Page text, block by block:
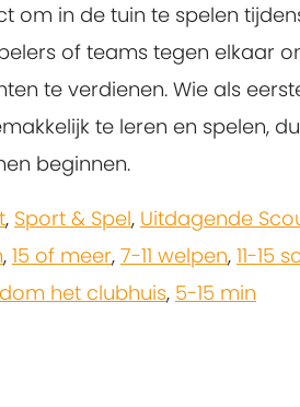
om in de tuin te spelen
of teams tegen elkaar
te verdienen. Wie als
te leren en spelen,
beginnen.
, Sport & Spel, Uitdagende
, 15 of meer, 7-11 welpen, 11-15
het clubhuis, 5-15 min